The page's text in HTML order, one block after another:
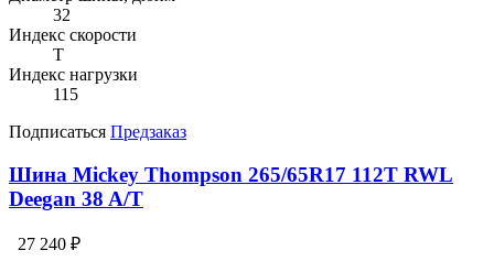
32
Индекс скорости
T
Индекс нагрузки
115
Подписаться Предзаказ
Шина Mickey Thompson 265/65R17 112T RWL
Deegan 38 A/T
27 240 ₽